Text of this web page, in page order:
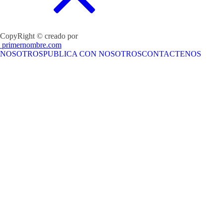
CopyRight © creado por
primernombre.com
NOSOTROSPUBLICA CON NOSOTROSCONTACTENOS